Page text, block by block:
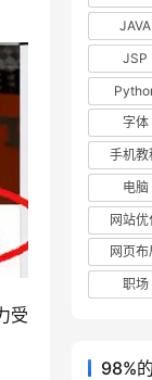
受
JAVA
JSP
字体
手机教
电脑
网站优
网页布
职场
98%